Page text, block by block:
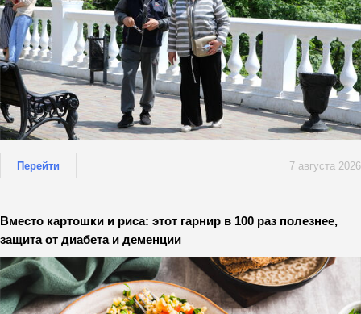
Перейти 7 августа 2026
Вместо картошки и риса: этот гарнир в 100 раз полезнее,
защита от диабета и деменции